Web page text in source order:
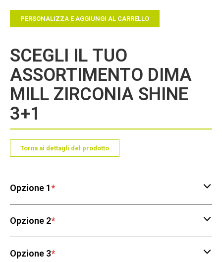
galleria
PERSONALIZZA E AGGIUNGI AL CARRELLO
SCEGLI IL TUO
ASSORTIMENTO DIMA
MILL ZIRCONIA SHINE
3+1
Torna ai dettagli del prodotto
Opzione 1*
Opzione 2*
Opzione 3*